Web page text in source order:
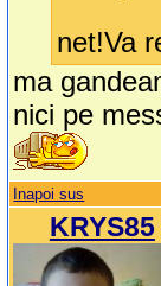
net!Va
ma
nici pe
Inapoi sus
KRYS85